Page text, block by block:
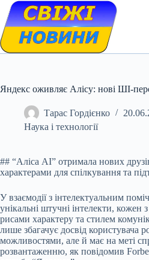
Skip
content
Яндекс оживляє Алісу: нові ШІ-
Тарас Гордієнко
Наука і технології
## “Аліса AI” отримала нових
характерами для спілкування та
У взаємодії з інтелектуальним
унікальні штучні інтелекти, кожен
рисами характеру та стилем
лише збагачує досвід користувача
можливостями, але й має на меті
розвантаженню, як повідомив